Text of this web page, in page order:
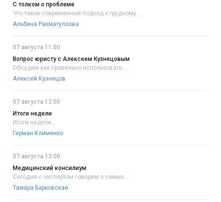
С толком о проблеме
Что такое современный подход к грудному....
Альбина Рахматуллова
07 августа 11:00
Вопрос юристу с Алексеем Кузнецовым
Обсудим как правильно использовать....
Алексей Кузнецов
07 августа 12:00
Итоги недели
Итоги недели..
Герман Клименко
07 августа 13:00
Медицинский консилиум
Сегодня с экспертом говорим о самых....
Тамара Барковская